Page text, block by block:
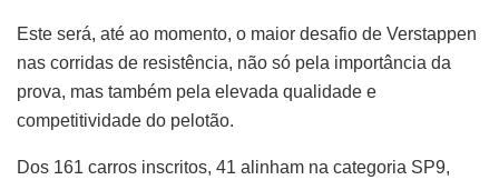
Este será, até ao momento, o maior desafio de Verstappen
nas corridas de resistência, não só pela importância da
prova, mas também pela elevada qualidade e
competitividade do pelotão.
Dos 161 carros inscritos, 41 alinham na categoria SP9,